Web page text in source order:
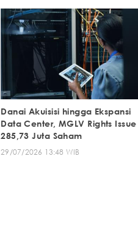
Danai Akuisisi hingga Ekspansi
Data Center, MGLV Rights Issue
285,73 Juta Saham
29/07/2026 13:48 WIB